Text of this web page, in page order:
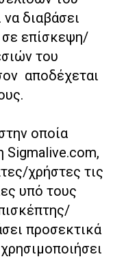
διαβάσει
σε επίσκεψη/
του
αποδέχεται
οποία
Sigmalive.com,
χρήστες τις
υπό τους
προσεκτικά